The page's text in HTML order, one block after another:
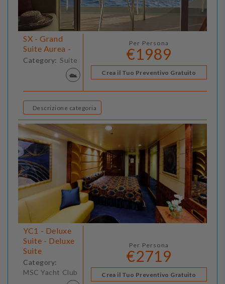
SX - Grand
Suite Aurea -
Category: Suite
Per Persona
€1989
Crea il Tuo Preventivo Gratuito
Descrizione categoria
YC1 - Deluxe
Suite - Deluxe
Suite
Category:
MSC Yacht Club
Per Persona
€2719
Crea il Tuo Preventivo Gratuito